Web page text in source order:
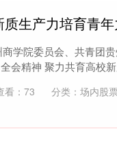
生产力培育青
学院委员会、共青团
会精神 聚力共育高校
看： 73 分类： 场内股